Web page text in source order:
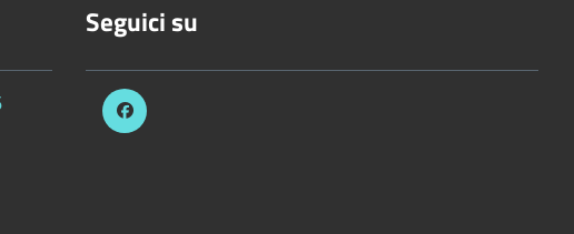
Seguici su